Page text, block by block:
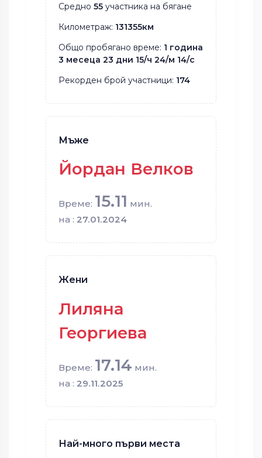
Средно 55 участника на бягане
Километраж: 131355км
Общо пробягано време: 1 година
3 месеца 23 дни 15/ч 24/м 14/с
Рекорден брой участници: 174
Мъже
Йордан Велков
Време: 15.11 мин.
на : 27.01.2024
Жени
Лиляна
Георгиева
Време: 17.14 мин.
на : 29.11.2025
Най-много първи места